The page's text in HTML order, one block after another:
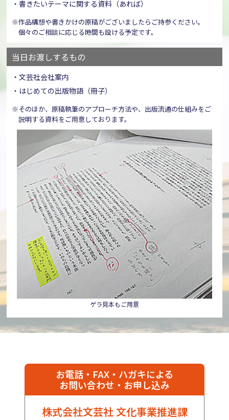
・書きたいテーマに関する資料（あれば）
※作品構想や書きかけの原稿がございましたらご持参ください。
個々のご相談に応じる時間も設ける予定です。
当日お渡しするもの
・文芸社会社案内
・はじめての出版物語（冊子）
※そのほか、原稿執筆のアプローチ方法や、出版流通の仕組みをご
説明する資料をご用意しております。
ゲラ見本もご用意
お電話・FAX・ハガキによる
お問い合わせ・お申し込み
株式会社文芸社文化事業推進課